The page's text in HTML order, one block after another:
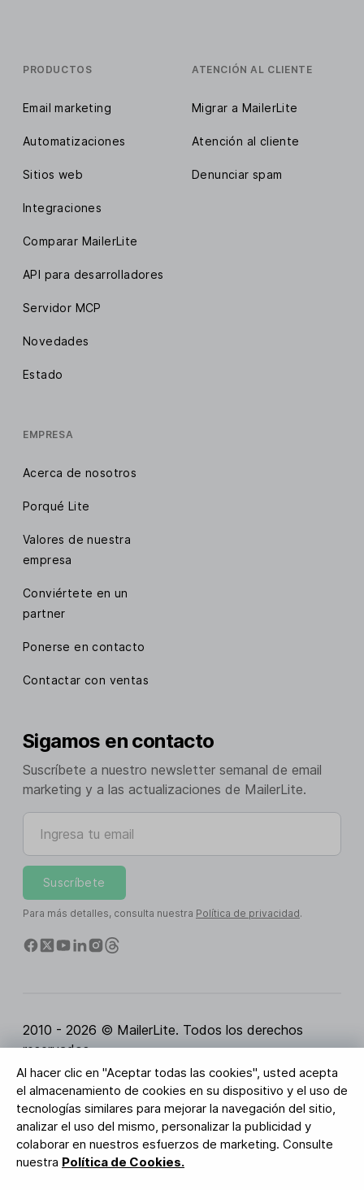
Al hacer clic en "Aceptar todas las cookies", usted acepta
el almacenamiento de cookies en su dispositivo y el uso de
tecnologías similares para mejorar la navegación del sitio,
analizar el uso del mismo, personalizar la publicidad y
colaborar en nuestros esfuerzos de marketing. Consulte
nuestra Política de Cookies.
PRODUCTOS
Email marketing
Automatizaciones
Sitios web
Integraciones
Comparar MailerLite
API para desarrolladores
Servidor MCP
Novedades
Estado
ATENCIÓN AL CLIENTE
Migrar a MailerLite
Atención al cliente
Denunciar spam
EMPRESA
Acerca de nosotros
Porqué Lite
Valores de nuestra
empresa
Conviértete en un
partner
Ponerse en contacto
Contactar con ventas
Sigamos en contacto
Suscríbete a nuestro newsletter semanal de email
marketing y a las actualizaciones de MailerLite.
Ingresa tu email
Suscríbete
Para más detalles, consulta nuestra Política de privacidad.
2010 - 2026 © MailerLite. Todos los derechos
reservados.
Condiciones del servicio
Política de privacidad
Página de Confianza
Configuración de cookies
Activos de marca
BUREAU VERITAS
Certificación ISO 27001